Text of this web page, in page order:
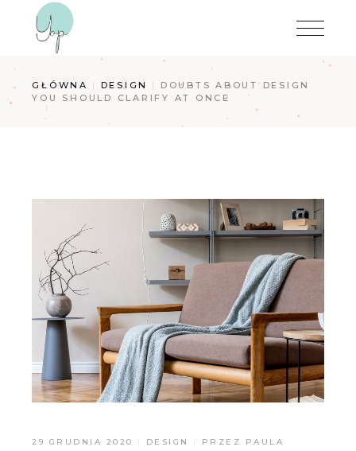
GŁÓWNA DESIGN
DOUBTS ABOUT DESIGN
YOU SHOULD CLARIFY AT ONCE
29 GRUDNIA 2020 DESIGN PRZEZ PAULA